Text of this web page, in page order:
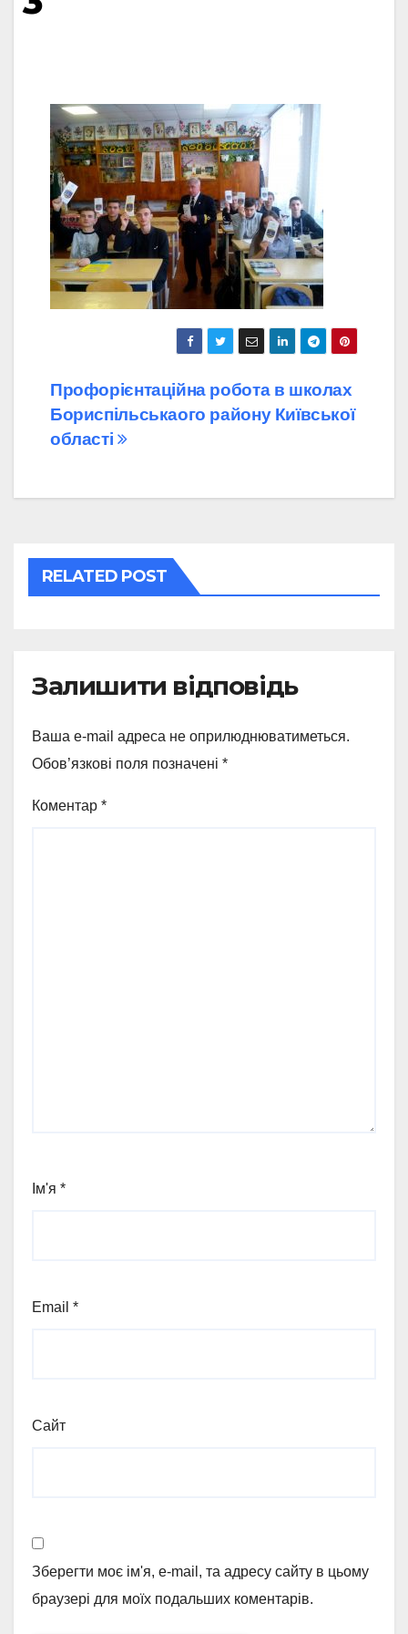
Навігація
записів
Профорієнтаційна робота в школах
Бориспільськаого району Київської
області
RELATED POST
Залишити відповідь
Ваша e-mail адреса не оприлюднюватиметься.
Обов’язкові поля позначені *
Коментар *
Ім'я *
Email *
Сайт
Зберегти моє ім'я, e-mail, та адресу сайту в цьому
браузері для моїх подальших коментарів.